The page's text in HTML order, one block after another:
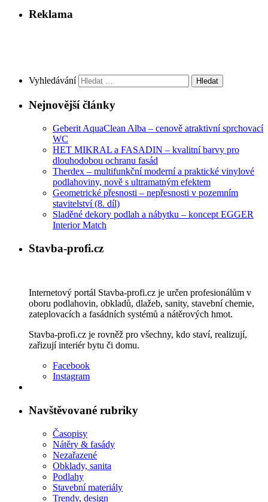
Reklama
Vyhledávání
Nejnovější články
Geberit AquaClean Alba – cenově atraktivní sprchovací
WC
HET MIKRAL a FASADIN – kvalitní barvy pro
dlouhodobou ochranu fasád
Therdex – multifunkční moderní a praktické vinylové
podlahoviny, nově s ultramatným efektem
Geometrické přesnosti – nepřesnosti v pozemním
stavitelství (8. díl)
Sladěné dekory podlah a nábytku – koncept EGGER
Interior Match
Stavba-profi.cz
Internetový portál Stavba-profi.cz je určen profesionálům v
oboru podlahovin, obkladů, dlažeb, sanity, stavební chemie,
zateplovacích a fasádních systémů a nátěrových hmot.
Stavba-profi.cz je rovněž pro všechny, kdo staví, realizují,
zařizují interiér bytu či domu.
Facebook
Instagram
Navštěvované rubriky
Časopisy
Nátěry & fasády
Nezařazené
Obklady, sanita
Podlahy
Stavební materiály
Trendy, design